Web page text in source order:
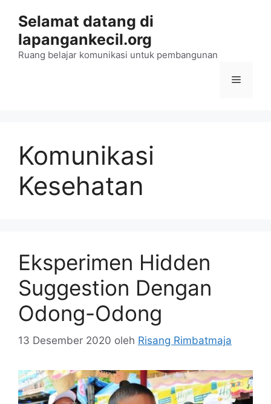
Selamat datang di
lapangankecil.org
Ruang belajar komunikasi untuk pembangunan
Menu
Komunikasi
Kesehatan
Eksperimen Hidden
Suggestion Dengan
Odong-Odong
13 Desember 2020 oleh Risang Rimbatmaja